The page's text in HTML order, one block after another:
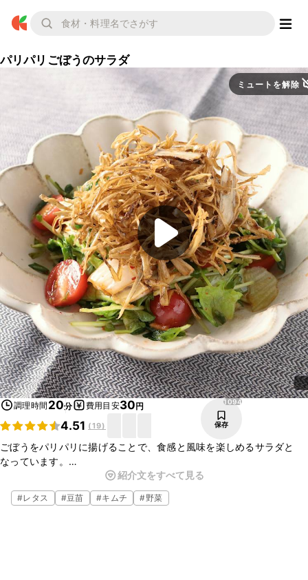
パリパリごぼうのサラダ
ミュートを解除
調理時間 20分 費用目安30円
4.51 (19)
1094
保存
ごぼうをパリパリに揚げることで、食感と風味を楽しめるサラダと
なっています。
パリパリとした食感がクセになり、やみつきになること間違いなしで
す。
簡単に作れるので、今夜の食卓やおつまみに是非作ってみてください
紹介文をすべて見る
#レタス #豆苗 #キムチ #野菜